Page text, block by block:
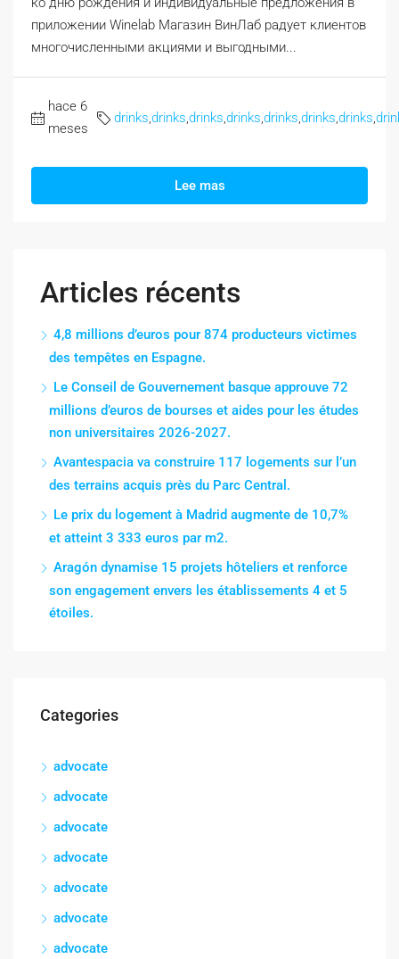
приложении Winelab Магазин ВинЛаб радует клиентов
многочисленными акциями и выгодными...
hace 6
meses
drinks drinks drinks drinks drinks drinks drinks
Lee mas
Articles récents
4,8 millions d’euros pour 874 producteurs victimes
des tempêtes en Espagne.
Le Conseil de Gouvernement basque approuve 72
millions d’euros de bourses et aides pour les études
non universitaires 2026-2027.
Avantespacia va construire 117 logements sur l’un
des terrains acquis près du Parc Central.
Le prix du logement à Madrid augmente de 10,7%
et atteint 3 333 euros par m2.
Aragón dynamise 15 projets hôteliers et renforce
son engagement envers les établissements 4 et 5
étoiles.
Categories
advocate
advocate
advocate
advocate
advocate
advocate
advocate